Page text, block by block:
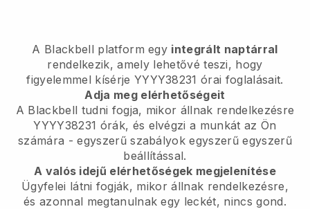
A Blackbell platform egy integrált naptárral
rendelkezik, amely lehetővé teszi, hogy
figyelemmel kísérje YYYY38231 órai foglalásait.
Adja meg elérhetőségeit
A Blackbell tudni fogja, mikor állnak rendelkezésre
YYYY38231 órák, és elvégzi a munkát az Ön
számára - egyszerű szabályok egyszerű egyszerű
beállítással.
A valós idejű elérhetőségek megjelenítése
Ügyfelei látni fogják, mikor állnak rendelkezésre,
és azonnal megtanulnak egy leckét, nincs gond.